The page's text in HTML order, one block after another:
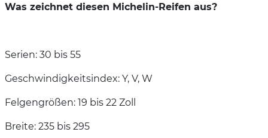
Was zeichnet diesen Michelin-Reifen aus?
Serien: 30 bis 55
Geschwindigkeitsindex: Y, V, W
Felgengrößen: 19 bis 22 Zoll
Breite: 235 bis 295